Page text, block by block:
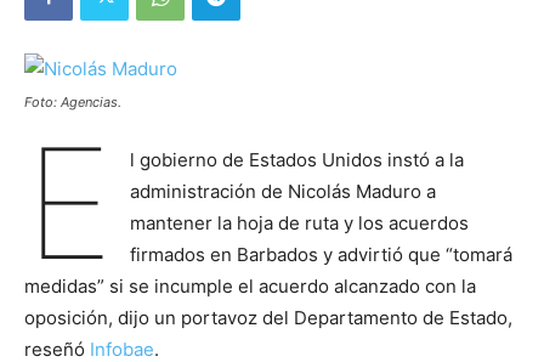
Foto: Agencias.
E
l gobierno de Estados Unidos instó a la
administración de Nicolás Maduro a
mantener la hoja de ruta y los acuerdos
firmados en Barbados y advirtió que “tomará
medidas” si se incumple el acuerdo alcanzado con la
oposición, dijo un portavoz del Departamento de Estado,
reseñó Infobae.